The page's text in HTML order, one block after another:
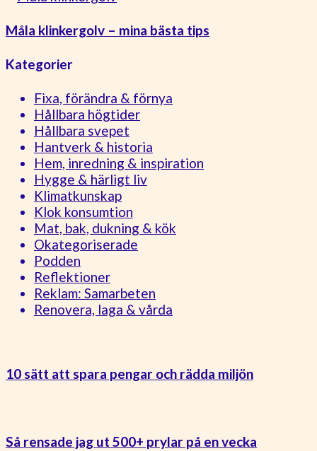
Måla klinkergolv – mina bästa tips
Kategorier
Fixa, förändra & förnya
Hållbara högtider
Hållbara svepet
Hantverk & historia
Hem, inredning & inspiration
Hygge & härligt liv
Klimatkunskap
Klok konsumtion
Mat, bak, dukning & kök
Okategoriserade
Podden
Reflektioner
Reklam: Samarbeten
Renovera, laga & vårda
10 sätt att spara pengar och rädda miljön
Så rensade jag ut 500+ prylar på en vecka